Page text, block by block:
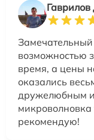
Замечательный
возможностью
время, а цены
оказались
дружелюбным
рекомендую!